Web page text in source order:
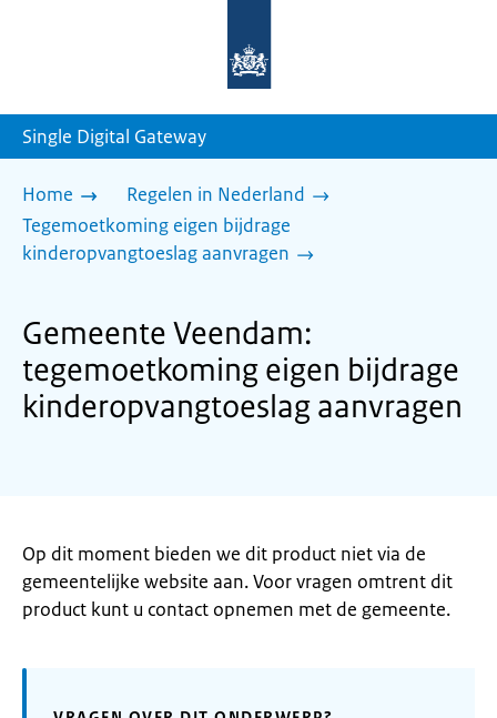
homepage
Single Digital Gateway
Home
Regelen in Nederland
Tegemoetkoming eigen bijdrage
kinderopvangtoeslag aanvragen
Gemeente Veendam:
tegemoetkoming eigen bijdrage
kinderopvangtoeslag aanvragen
Op dit moment bieden we dit product niet via de
gemeentelijke website aan. Voor vragen omtrent dit
product kunt u contact opnemen met de gemeente.